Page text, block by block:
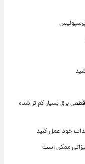
پرسپولیس
قطعی برق بسیار کم تر شده
خود عمل کنید
ممکن است